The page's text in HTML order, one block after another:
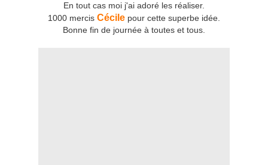
En tout cas moi j'ai adoré les réaliser.
1000 mercis Cécile pour cette superbe idée.
Bonne fin de journée à toutes et tous.